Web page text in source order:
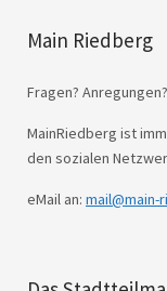
Main Riedberg
Fragen?
MainRiedberg ist
den sozialen
eMail an: